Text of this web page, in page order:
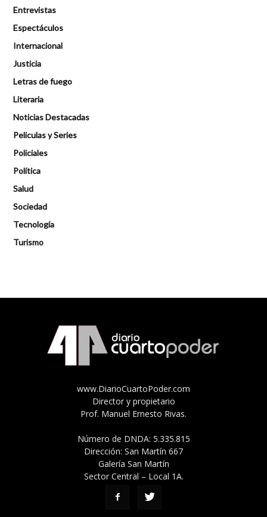
Entrevistas
Espectáculos
Internacional
Justicia
Letras de fuego
Literaria
Noticias Destacadas
Peliculas y Series
Policiales
Política
Salud
Sociedad
Tecnología
Turismo
www.DiarioCuartoPoder.com
Director y propietario
Prof. Manuel Ernesto Rivas.
Número de DNDA: 5.335.815
Dirección: San Martín 667
Galería San Martín
Sector Central – Local 1A.